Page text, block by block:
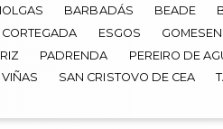
BARBADÁS BEADE
CORTEGADA ESGOS
PADRENDA PEREIRO DE
SAN CRISTOVO DE CEA